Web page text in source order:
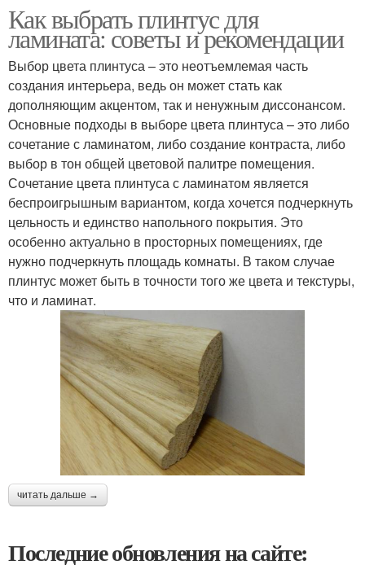
Как выбрать плинтус для
ламината: советы и рекомендации
Выбор цвета плинтуса – это неотъемлемая часть
создания интерьера, ведь он может стать как
дополняющим акцентом, так и ненужным диссонансом.
Основные подходы в выборе цвета плинтуса – это либо
сочетание с ламинатом, либо создание контраста, либо
выбор в тон общей цветовой палитре помещения.
Сочетание цвета плинтуса с ламинатом является
беспроигрышным вариантом, когда хочется подчеркнуть
цельность и единство напольного покрытия. Это
особенно актуально в просторных помещениях, где
нужно подчеркнуть площадь комнаты. В таком случае
плинтус может быть в точности того же цвета и текстуры,
что и ламинат.
читать дальше →
Последние обновления на сайте: